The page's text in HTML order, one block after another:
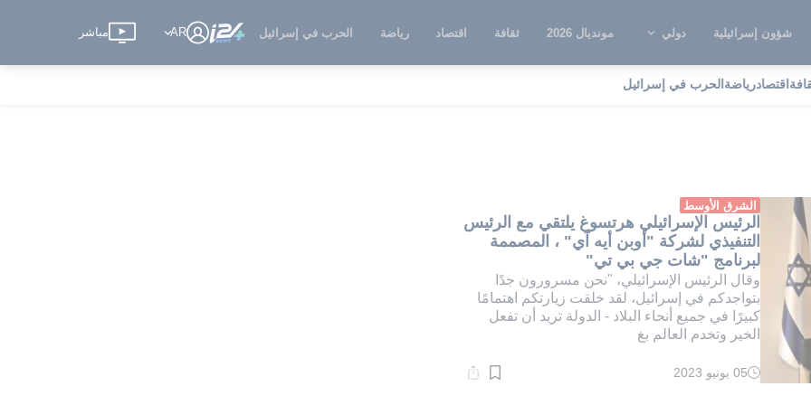
شؤون إسرائيلية دولي مونديال 2026 ثقافة اقتصاد رياضة الحرب في إسرائيل AR مباشر
اقتصادرياضة الحرب في إسرائيل أيه آي
الشرق الأوسط
الرئيس الإسرائيلي هرتسوغ يلتقي مع الرئيس
التنفيذي لشركة "أوبن أيه آي" ، المصممة
لبرنامج "شات جي بي تي"
وقال الرئيس الإسرائيلي، "نحن مسرورون جدًا
بتواجدكم في إسرائيل، لقد خلقت زيارتكم اهتمامًا
كبيرًا في جميع أنحاء البلاد - الدولة تريد أن تفعل
الخير وتخدم العالم بغ
وقت
05 يونيو 2023